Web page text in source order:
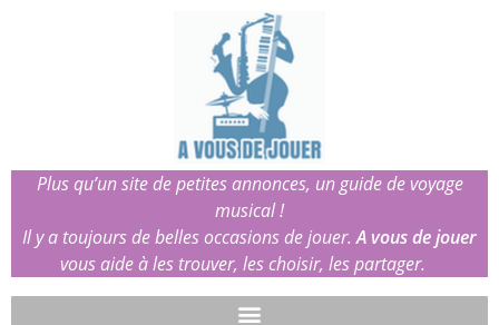
Plus qu’un site de petites annonces, un guide de voyage
musical !
Il y a toujours de belles occasions de jouer.A vous de jouer
vous aide à les trouver, les choisir, les partager.